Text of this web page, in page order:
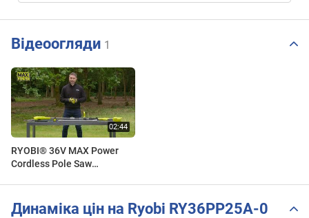
Відеоогляди 1
RYOBI® 36V MAX Power
Cordless Pole Saw
Динаміка цін на Ryobi RY36PP25A-0